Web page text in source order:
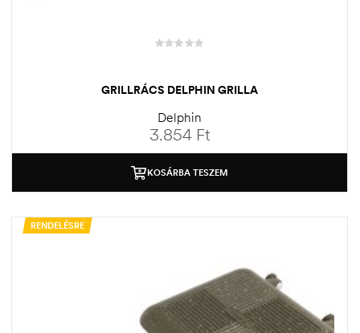
GRILLRÁCS DELPHIN GRILLA
Delphin
3.854 Ft
KOSÁRBA TESZEM
RENDELÉSRE